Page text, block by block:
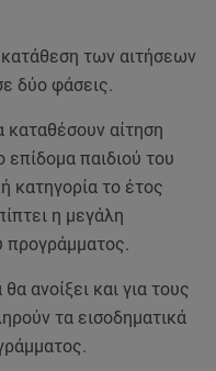
των αιτήσεων
δύο φάσεις.
αίτηση
επίδομα παιδιού του
κατηγορία το έτος
η μεγάλη
προγράμματος.
ανοίξει και για τους
τα εισοδηματικά